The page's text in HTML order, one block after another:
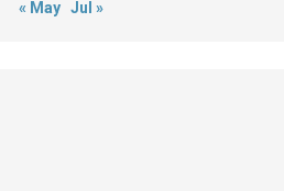
« May Jul »